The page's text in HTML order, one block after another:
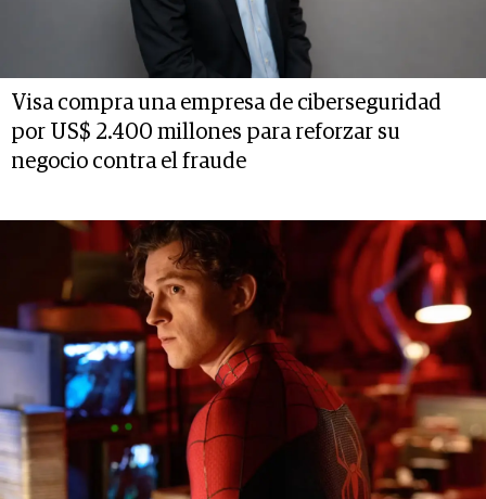
Visa compra una empresa de ciberseguridad
por US$ 2.400 millones para reforzar su
negocio contra el fraude